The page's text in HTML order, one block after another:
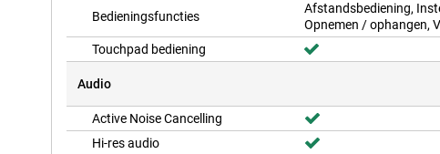
Bedieningsfuncties
Afstandsbediening,
Opnemen / ophangen,
Touchpad bediening
Audio
Active Noise Cancelling
Hi-res audio